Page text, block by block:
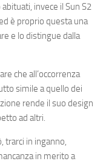
invece il Sun S2
è proprio questa una
e lo distingue dalla
che all’occorrenza
simile a quello dei
rende il suo design
ad altri.
trarci in inganno,
in merito a